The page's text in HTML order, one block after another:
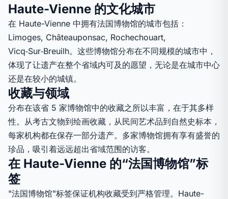
Haute-Vienne 的文化城市
在 Haute-Vienne 中拥有法国博物馆的城市包括：
Limoges, Châteauponsac, Rochechouart,
Vicq‑Sur‑Breuilh。这些博物馆分布在不同规模的城市中，
体现了让遗产在整个省域内可及的愿望，无论是在城市中心
还是在较小的城镇。
收藏与领域
分布在该省 5 家博物馆中的收藏之所以丰富，在于其多样
性。从考古文物到绘画收藏，从民间艺术品到自然史标本，
每家机构都在保存一部分遗产。多家博物馆拥有享有盛誉的
珍品，吸引着远远超出省域范围的访客。
在 Haute-Vienne 的“法国博物馆”标
签
"法国博物馆"标签保证机构收藏受到严格管理。Haute-